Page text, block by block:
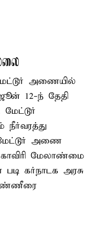
அணையில்
12-ந் தேதி
நீர்வரத்து
அணை
மேலாண்மை
கர்நாடக அரசு
தண்ணீரை